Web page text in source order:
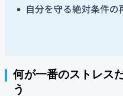
何が一番のストレス
う